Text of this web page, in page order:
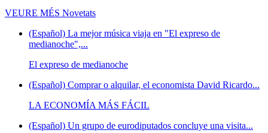
VEURE MÉS Novetats
(Español) La mejor música viaja en "El expreso de
medianoche",...
El expreso de medianoche
(Español) Comprar o alquilar, el economista David Ricardo...
LA ECONOMÍA MÁS FÁCIL
(Español) Un grupo de eurodiputados concluye una visita...